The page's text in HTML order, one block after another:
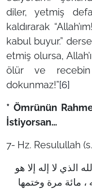
diler, yetmiş
kaldırarak
kabul buyur.”
etmiş olursa,
ölür ve
dokunmaz!”[6]
* Ömrünün
İstiyorsan…
7- Hz. Resulullah
لا إله إلا هو
مائة مرة وختمها